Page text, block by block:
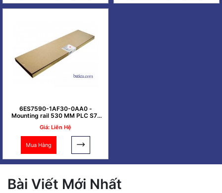
6ES7590-1AF30-0AA0 -
Mounting rail 530 MM PLC S7-
Giá: Liên Hệ
Mua Hàng
Bài Viết Mới Nhất